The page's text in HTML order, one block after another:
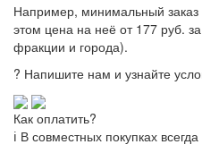
Например, минимальный
этом цена на неё от 177 руб.
фракции и города).
? Напишите нам и узнайте
Как оплатить?
ℹ️ В совместных покупках